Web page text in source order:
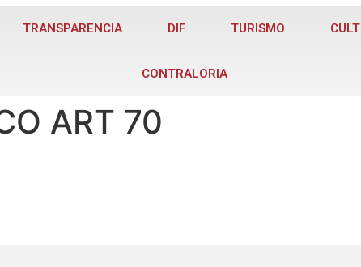
TRANSPARENCIA DIF TURISMO
CONTRALORIA
ART 70